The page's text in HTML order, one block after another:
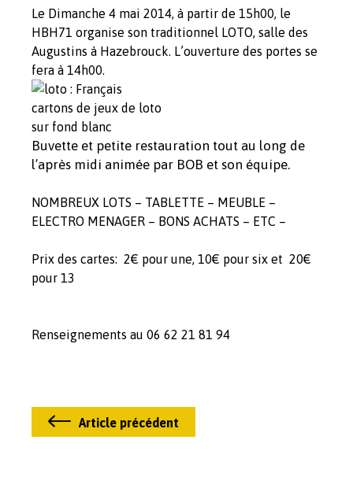
Le Dimanche 4 mai 2014, à partir de 15h00, le
HBH71 organise son traditionnel LOTO, salle des
Augustins à Hazebrouck. L’ouverture des portes se
fera à 14h00.
Buvette et petite restauration tout au long de
l’après midi animée par BOB et son équipe.
NOMBREUX LOTS – TABLETTE – MEUBLE –
ELECTRO MENAGER – BONS ACHATS – ETC –
Prix des cartes: 2€ pour une, 10€ pour six et 20€
pour 13
Renseignements au 06 62 21 81 94
Article précédent